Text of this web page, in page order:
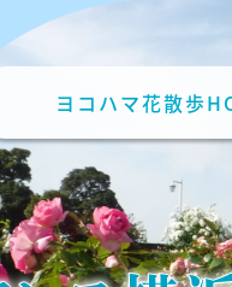
ヨコハマ花散歩